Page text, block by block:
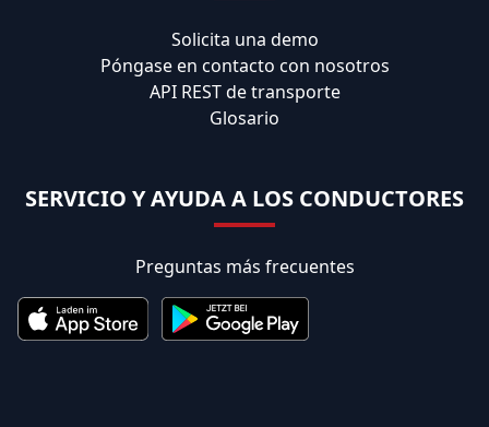
Solicita una demo
Póngase en contacto con nosotros
API REST de transporte
Glosario
SERVICIO Y AYUDA A LOS CONDUCTORES
Preguntas más frecuentes